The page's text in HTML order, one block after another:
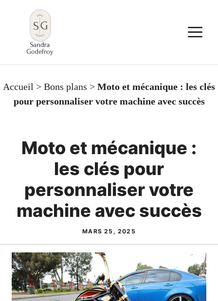
contenu
Accueil > Bons plans > Moto et mécanique : les clés
pour personnaliser votre machine avec succès
Moto et mécanique :
les clés pour
personnaliser votre
machine avec succès
MARS 25, 2025